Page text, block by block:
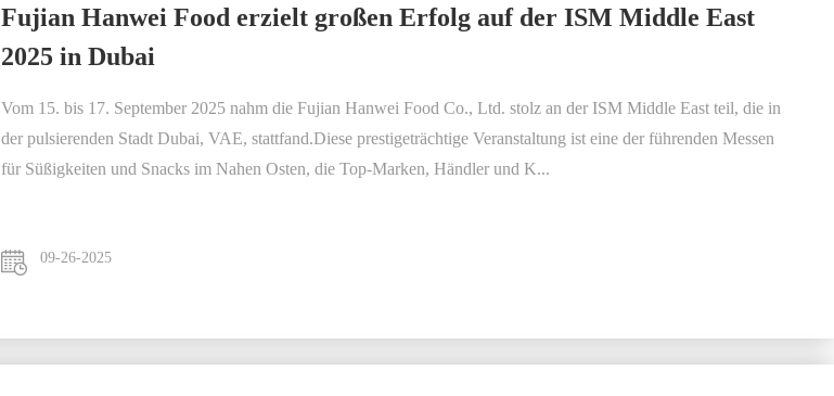
Fujian Hanwei Food erzielt großen Erfolg auf der ISM Middle East
2025 in Dubai
Vom 15. bis 17. September 2025 nahm die Fujian Hanwei Food Co., Ltd. stolz an der ISM Middle East teil, die in
der pulsierenden Stadt Dubai, VAE, stattfand.Diese prestigeträchtige Veranstaltung ist eine der führenden Messen
für Süßigkeiten und Snacks im Nahen Osten, die Top-Marken, Händler und K...
09-26-2025